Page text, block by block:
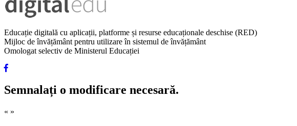
Educație digitală cu aplicații, platforme și resurse educaționale deschise (RED)
Mijloc de învățământ pentru utilizare în sistemul de învățământ
Omologat selectiv de Ministerul Educației
Semnalați o modificare necesară.
« »